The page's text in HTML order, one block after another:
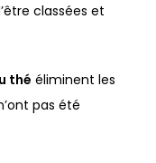
classées et
thé éliminent les
pas été